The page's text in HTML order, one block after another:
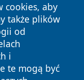
cookies, aby
także plików
od
i
te mogą być
prawa